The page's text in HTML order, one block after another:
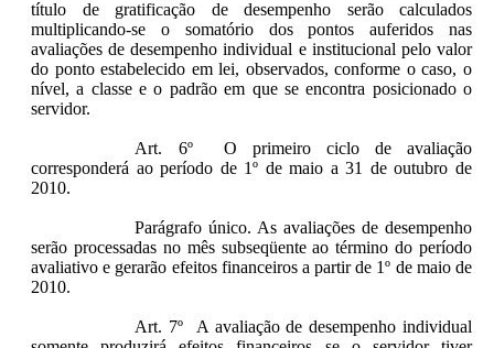
título de gratificação de desempenho serão calculados
multiplicando-se o somatório dos pontos auferidos nas
avaliações de desempenho individual e institucional pelo valor
do ponto estabelecido em lei, observados, conforme o caso, o
nível, a classe e o padrão em que se encontra posicionado o
servidor.
Art. 6º O primeiro ciclo de avaliação
corresponderá ao período de 1º de maio a 31 de outubro de
2010.
Parágrafo único. As avaliações de desempenho
serão processadas no mês subseqüente ao término do período
avaliativo e gerarão efeitos financeiros a partir de 1º de maio de
2010.
Art. 7º A avaliação de desempenho individual